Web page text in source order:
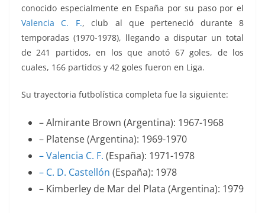
conocido especialmente en España por su paso por el
Valencia C. F., club al que perteneció durante 8
temporadas (1970-1978), llegando a disputar un total
de 241 partidos, en los que anotó 67 goles, de los
cuales, 166 partidos y 42 goles fueron en Liga.
Su trayectoria futbolística completa fue la siguiente:
– Almirante Brown (Argentina): 1967-1968
– Platense (Argentina): 1969-1970
– Valencia C. F. (España): 1971-1978
– C. D. Castellón (España): 1978
– Kimberley de Mar del Plata (Argentina): 1979